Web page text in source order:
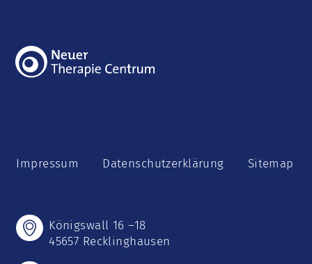
Impressum Datenschutzerklärung Sitemap
Königswall 16 –18
45657 Recklinghausen